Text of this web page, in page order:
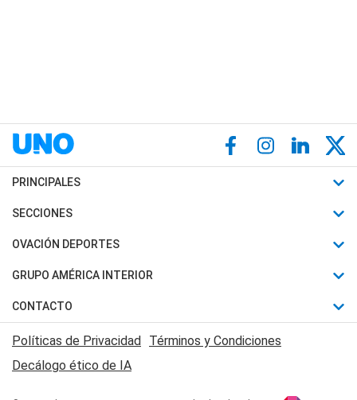
PRINCIPALES
Últimas Noticias
Política
Judiciales
Economia
SECCIONES
Horóscopo
Motores
Trucos caseros
Series y Películas
Edictos y Solicitadas
OVACIÓN DEPORTES
Fútbol
Mundial
Automovilismo
Rugby
GRUPO AMÉRICA INTERIOR
Canal 7 en Vivo
CONTACTO
Acerca de Nosotros
Contactanos
Políticas de Privacidad Términos y Condiciones
Decálogo ético de IA